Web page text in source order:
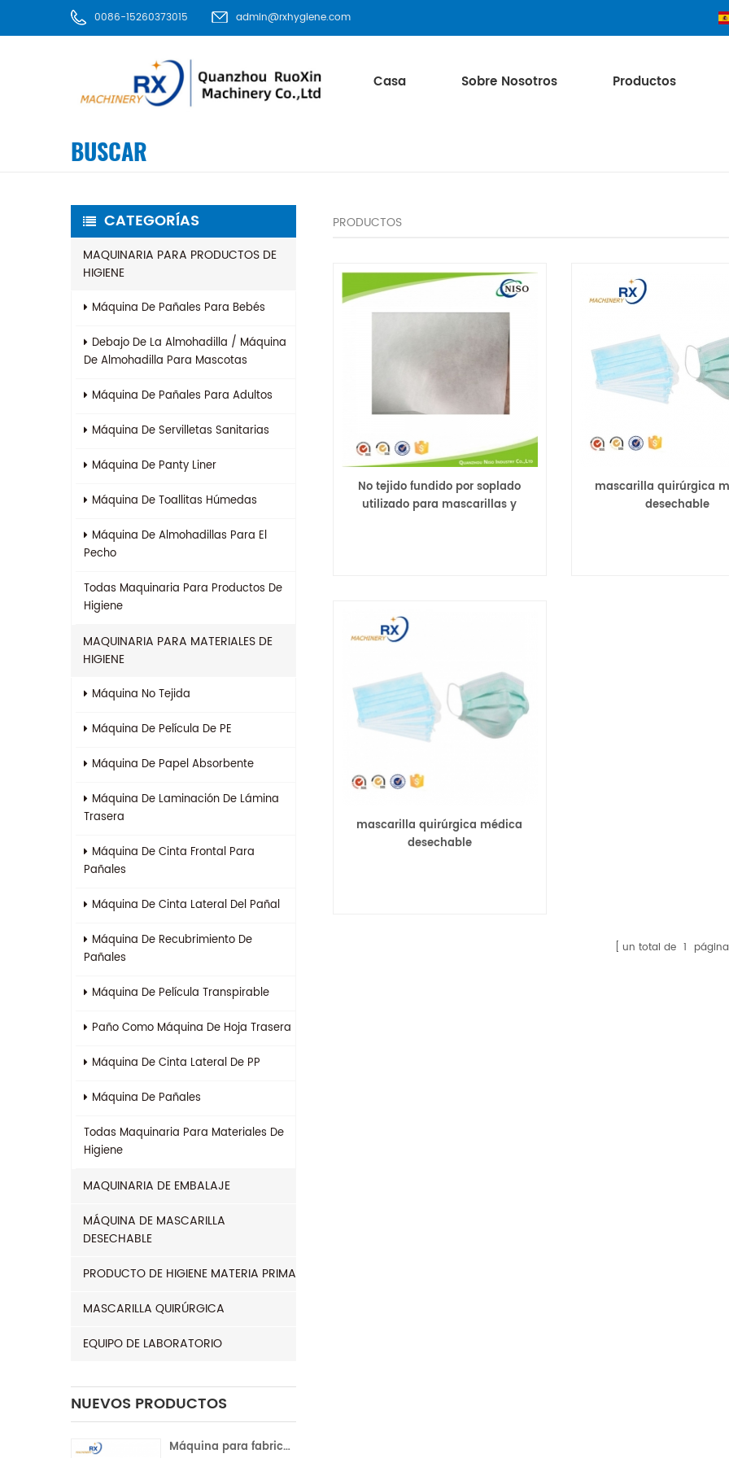
0086-15260373015 admin@rxhygiene.com
Casa Sobre Nosotros Productos
BUSCAR
CATEGORÍAS
MAQUINARIA PARA PRODUCTOS DE
HIGIENE
Máquina De Pañales Para Bebés
Debajo De La Almohadilla / Máquina
De Almohadilla Para Mascotas
Máquina De Pañales Para Adultos
Máquina De Servilletas Sanitarias
Máquina De Panty Liner
Máquina De Toallitas Húmedas
Máquina De Almohadillas Para El
Pecho
Todas Maquinaria Para Productos De
Higiene
MAQUINARIA PARA MATERIALES DE
HIGIENE
Máquina No Tejida
Máquina De Película De PE
Máquina De Papel Absorbente
Máquina De Laminación De Lámina
Trasera
Máquina De Cinta Frontal Para
Pañales
Máquina De Cinta Lateral Del Pañal
Máquina De Recubrimiento De
Pañales
Máquina De Película Transpirable
Paño Como Máquina De Hoja Trasera
Máquina De Cinta Lateral De PP
Máquina De Pañales
Todas Maquinaria Para Materiales De
Higiene
MAQUINARIA DE EMBALAJE
MÁQUINA DE MASCARILLA
DESECHABLE
PRODUCTO DE HIGIENE MATERIA PRIMA
MASCARILLA QUIRÚRGICA
EQUIPO DE LABORATORIO
NUEVOS PRODUCTOS
Máquina para fabricar compresas sanitarias con servocontrol completo para la India | Operación automática
PRODUCTOS
No tejido fundido por soplado
utilizado para mascarillas y
mascarilla quirúrgica
desechable
mascarilla quirúrgica médica
desechable
un total de 1